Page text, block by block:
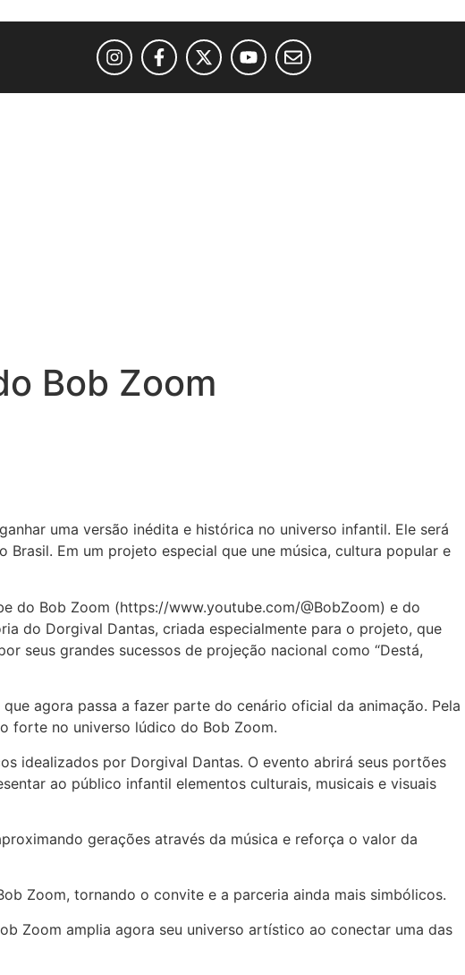
Bob Zoom
uma versão inédita e histórica no universo infantil. Ele será
Em um projeto especial que une música, cultura popular e
do Bob Zoom (https://www.youtube.com/@BobZoom) e do
do Dorgival Dantas, criada especialmente para o projeto, que
seus grandes sucessos de projeção nacional como “Destá,
agora passa a fazer parte do cenário oficial da animação. Pela
forte no universo lúdico do Bob Zoom.
idealizados por Dorgival Dantas. O evento abrirá seus portões
ao público infantil elementos culturais, musicais e visuais
gerações através da música e reforça o valor da
Zoom, tornando o convite e a parceria ainda mais simbólicos.
Zoom amplia agora seu universo artístico ao conectar uma das